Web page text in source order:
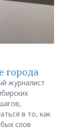
города
журналист
в то, как
слов